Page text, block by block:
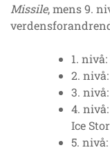
Missile, mens 9.
1.
2.
3.
4.
Ice
5.